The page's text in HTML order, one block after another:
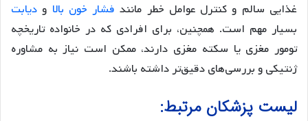
غذایی سالم و کنترل عوامل خطر مانند فشار خون بالا و دیابت
بسیار مهم است. همچنین، برای افرادی که در خانواده تاریخچه
تومور مغزی یا سکته مغزی دارند، ممکن است نیاز به مشاوره
ژنتیکی و بررسی‌های دقیق‌تر داشته باشند.
لیست پزشکان مرتبط: